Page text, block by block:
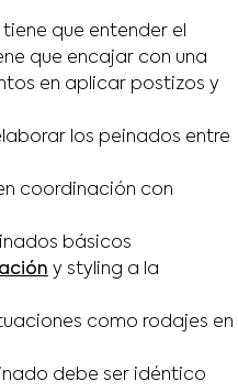
que entender el
que encajar con una
en aplicar postizos y
los peinados entre
coordinación con
básicos
y styling a la
como rodajes en
debe ser idéntico